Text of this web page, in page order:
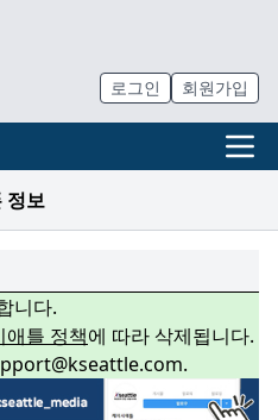
로그인 회원가입
정보
니다.
애틀 정책에 따라 삭제됩니다.